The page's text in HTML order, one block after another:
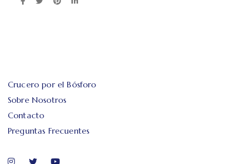
Crucero por el Bósforo
Sobre Nosotros
Contacto
Preguntas Frecuentes